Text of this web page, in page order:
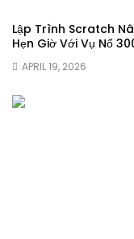
Lập Trình Scratch
Hẹn Giờ Với Vụ Nổ
APRIL 19, 2026